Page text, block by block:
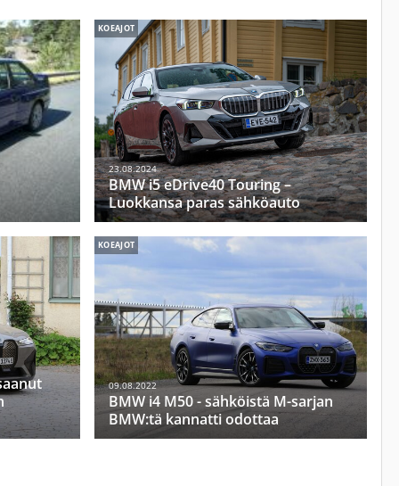
KOEAJOT
23.08.2024
BMW i5 eDrive40 Touring –
Luokkansa paras sähköauto
KOEAJOT
09.08.2022
BMW i4 M50 - sähköistä M-sarjan
BMW:tä kannatti odottaa